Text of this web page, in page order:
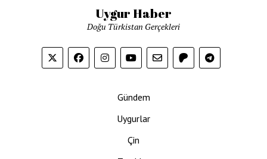
Uygur Haber
Doğu Türkistan Gerçekleri
Gündem
Uygurlar
Çin